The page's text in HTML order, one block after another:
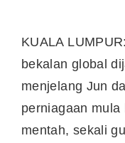
KUALA
bekalan global
menjelang Jun
perniagaan mula
mentah, sekali